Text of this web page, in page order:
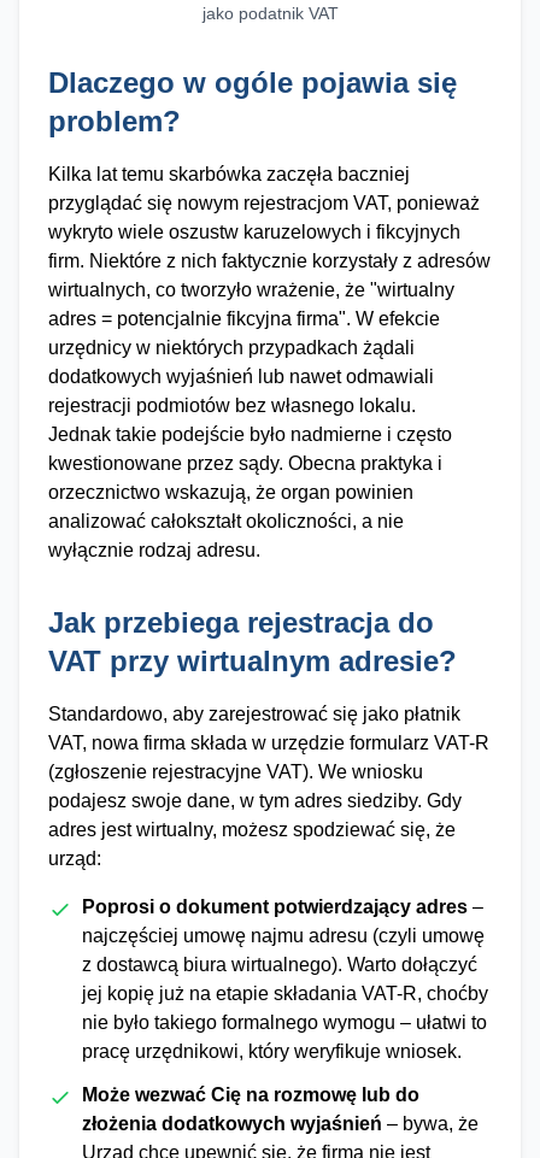
jako podatnik VAT
Dlaczego w ogóle pojawia się
problem?
Kilka lat temu skarbówka zaczęła baczniej
przyglądać się nowym rejestracjom VAT, ponieważ
wykryto wiele oszustw karuzelowych i fikcyjnych
firm. Niektóre z nich faktycznie korzystały z adresów
wirtualnych, co tworzyło wrażenie, że "wirtualny
adres = potencjalnie fikcyjna firma". W efekcie
urzędnicy w niektórych przypadkach żądali
dodatkowych wyjaśnień lub nawet odmawiali
rejestracji podmiotów bez własnego lokalu.
Jednak takie podejście było nadmierne i często
kwestionowane przez sądy. Obecna praktyka i
orzecznictwo wskazują, że organ powinien
analizować całokształt okoliczności, a nie
wyłącznie rodzaj adresu.
Jak przebiega rejestracja do
VAT przy wirtualnym adresie?
Standardowo, aby zarejestrować się jako płatnik
VAT, nowa firma składa w urzędzie formularz VAT-R
(zgłoszenie rejestracyjne VAT). We wniosku
podajesz swoje dane, w tym adres siedziby. Gdy
adres jest wirtualny, możesz spodziewać się, że
urząd:
Poprosi o dokument potwierdzający adres –
najczęściej umowę najmu adresu (czyli umowę
z dostawcą biura wirtualnego). Warto dołączyć
jej kopię już na etapie składania VAT-R, choćby
nie było takiego formalnego wymogu – ułatwi to
pracę urzędnikowi, który weryfikuje wniosek.
Może wezwać Cię na rozmowę lub do
złożenia dodatkowych wyjaśnień – bywa, że
Urząd chce upewnić się, że firma nie jest